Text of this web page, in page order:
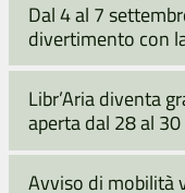
Dal 4 al 7
divertimento con
Libr’Aria diventa
aperta dal 28 al
Avviso di mobilità